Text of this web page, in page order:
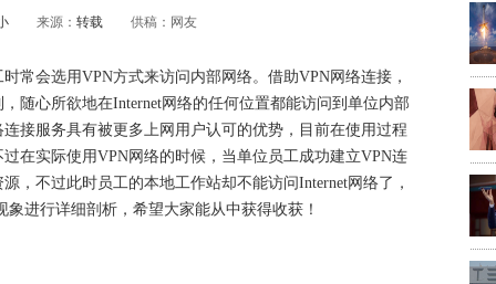
来源： 转载 供稿：网友
常会选用VPN方式来访问内部网络。借助VPN网络连接，
随心所欲地在Internet网络的任何位置都能访问到单位内部
接服务具有被更多上网用户认可的优势，目前在使用过程
在实际使用VPN网络的时候，当单位员工成功建立VPN连
，不过此时员工的本地工作站却不能访问Internet网络了，
进行详细剖析，希望大家能从中获得收获！